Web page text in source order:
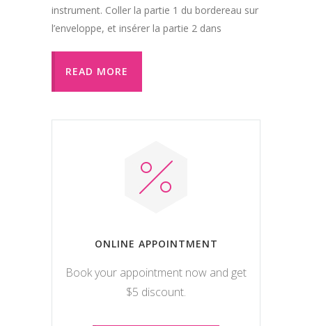
instrument. Coller la partie 1 du bordereau sur
l’enveloppe, et insérer la partie 2 dans
READ MORE
ONLINE APPOINTMENT
Book your appointment now and get
$5 discount.